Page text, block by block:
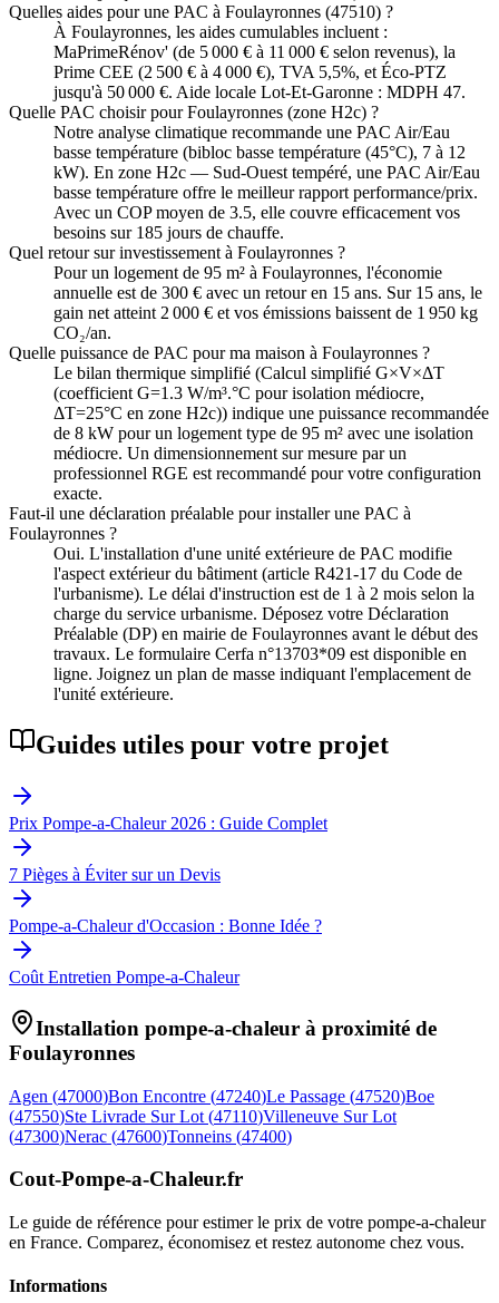
Quelles aides pour une PAC à Foulayronnes (47510) ?
À Foulayronnes, les aides cumulables incluent :
MaPrimeRénov' (de 5 000 € à 11 000 € selon revenus), la
Prime CEE (2 500 € à 4 000 €), TVA 5,5%, et Éco-PTZ
jusqu'à 50 000 €. Aide locale Lot-Et-Garonne : MDPH 47.
Quelle PAC choisir pour Foulayronnes (zone H2c) ?
Notre analyse climatique recommande une PAC Air/Eau
basse température (bibloc basse température (45°C), 7 à 12
kW). En zone H2c — Sud-Ouest tempéré, une PAC Air/Eau
basse température offre le meilleur rapport performance/prix.
Avec un COP moyen de 3.5, elle couvre efficacement vos
besoins sur 185 jours de chauffe.
Quel retour sur investissement à Foulayronnes ?
Pour un logement de 95 m² à Foulayronnes, l'économie
annuelle est de 300 € avec un retour en 15 ans. Sur 15 ans, le
gain net atteint 2 000 € et vos émissions baissent de 1 950 kg
CO₂/an.
Quelle puissance de PAC pour ma maison à Foulayronnes ?
Le bilan thermique simplifié (Calcul simplifié G×V×ΔT
(coefficient G=1.3 W/m³.°C pour isolation médiocre,
ΔT=25°C en zone H2c)) indique une puissance recommandée
de 8 kW pour un logement type de 95 m² avec une isolation
médiocre. Un dimensionnement sur mesure par un
professionnel RGE est recommandé pour votre configuration
exacte.
Faut-il une déclaration préalable pour installer une PAC à
Foulayronnes ?
Oui. L'installation d'une unité extérieure de PAC modifie
l'aspect extérieur du bâtiment (article R421-17 du Code de
l'urbanisme). Le délai d'instruction est de 1 à 2 mois selon la
charge du service urbanisme. Déposez votre Déclaration
Préalable (DP) en mairie de Foulayronnes avant le début des
travaux. Le formulaire Cerfa n°13703*09 est disponible en
ligne. Joignez un plan de masse indiquant l'emplacement de
l'unité extérieure.
Guides utiles pour votre projet
Prix Pompe-a-Chaleur 2026 : Guide Complet
7 Pièges à Éviter sur un Devis
Pompe-a-Chaleur d'Occasion : Bonne Idée ?
Coût Entretien Pompe-a-Chaleur
Installation pompe-a-chaleur à proximité de
Foulayronnes
Agen (47000)Bon Encontre (47240)Le Passage (47520)Boe
(47550)Ste Livrade Sur Lot (47110)Villeneuve Sur Lot
(47300)Nerac (47600)Tonneins (47400)
Cout-Pompe-a-Chaleur.fr
Le guide de référence pour estimer le prix de votre pompe-a-chaleur
en France. Comparez, économisez et restez autonome chez vous.
Informations